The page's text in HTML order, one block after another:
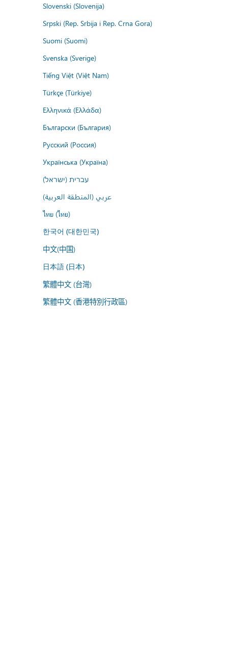
Slovenski (Slovenija)
Srpski (Rep. Srbija i Rep. Crna Gora)
Suomi (Suomi)
Svenska (Sverige)
Tiếng Việt (Việt Nam)
Türkçe (Türkiye)
Ελληνικά (Ελλάδα)
Български (България)
Русский (Россия)
Українська (Україна)
עברית (ישראל)
عربي (المنطقة العربية)
ไทย (ไทย)
한국어 (대한민국)
中文(中国)
日本語 (日本)
繁體中文 (台灣)
繁體中文 (香港特別行政區)